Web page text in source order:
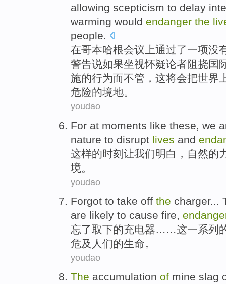
allowing scepticism to delay
warming would endanger the
people.
在哥本哈根会议上通过了一项没
警告说如果坐视怀疑论者阻挠国
施的行为而不管，这将会把世界
危险的境地。
youdao
For at moments like these, we
nature to disrupt lives and
这样的时刻 让我们明白， 自然的
境。
youdao
Forgot to take off the charger...
are likely to cause fire,
忘了取下的充电器……这一系列
危及 人们的生命。
youdao
The accumulation of mine slag